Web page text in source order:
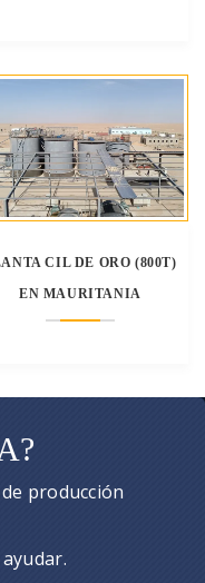
CIL DE ORO (800T)
EN MAURITANIA
producción